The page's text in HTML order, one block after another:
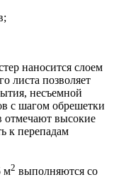
наносится слоем
листа позволяет
несъемной
с шагом обрешетки
отмечают высокие
к перепадам
м2 выполняются со